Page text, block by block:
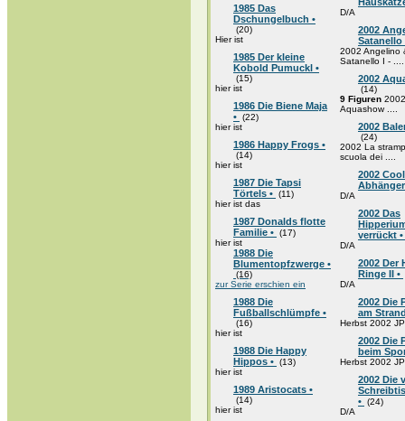
1985 Das
Dschungelbuch •
(20)
Hier ist
1985 Der kleine
Kobold Pumuckl •
(15)
hier ist
1986 Die Biene Maja
• (22)
hier ist
1986 Happy Frogs •
(14)
hier ist
1987 Die Tapsi
Törtels • (11)
hier ist das
1987 Donalds flotte
Familie • (17)
hier ist
1988 Die
Blumentopfzwerge •
(16)
zur Serie erschien ein
1988 Die
Fußballschlümpfe •
(16)
hier ist
1988 Die Happy
Hippos • (13)
hier ist
1989 Aristocats •
(14)
hier ist
D/A
2002
Satanello
2002 Angelino
Satanello I - ....
2002
(14)
9 Figuren 2002
Aquashow ....
2002
(24)
2002 La
scuola dei ....
2002
D/A
2002 Das
verrückt •
D/A
2002 Der
Ringe II •
D/A
2002 Die
am
Herbst 2002 JP
2002 Die
beim
Herbst 2002 JP
2002 Die
• (24)
D/A